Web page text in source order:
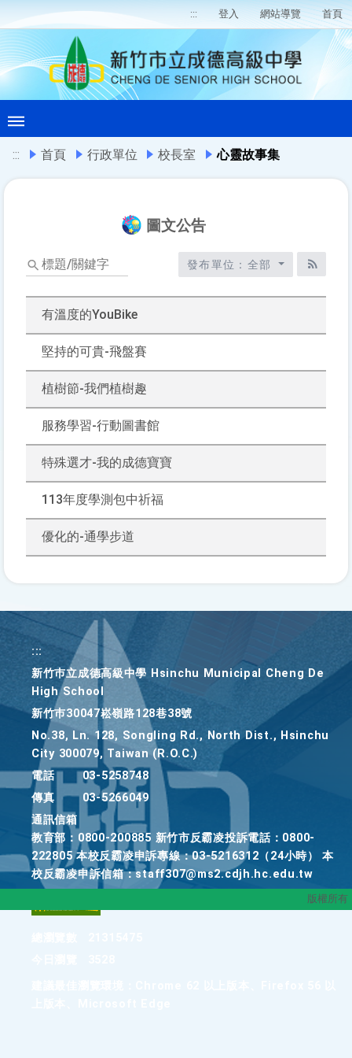
::: 登入 網站導覽 首頁
::: 首頁 行政單位 校長室 心靈故事集
圖文公告
標
題/
發布單位：全部
RSS訂
有溫度的YouBike
堅持的可貴-飛盤賽
植樹節-我們植樹趣
服務學習-行動圖書館
特殊選才-我的成德寶寶
113年度學測包中祈福
優化的-通學步道
:::
新竹巿立成德高級中學 Hsinchu Municipal Cheng De
High School
新竹巿30047崧嶺路128巷38號
No.38, Ln. 128, Songling Rd., North Dist., Hsinchu
City 300079, Taiwan (R.O.C.)
電話
03-5258748
傳真
03-5266049
通訊信箱
教育部：0800-200885 新竹市反霸凌投訴電話：0800-
222805 本校反霸凌申訴專線：03-5216312（24小時） 本
校反霸凌申訴信箱：staff307@ms2.cdjh.hc.edu.tw
版權所有